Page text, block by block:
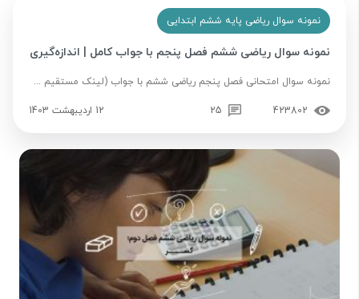
نمونه سوال ریاضی پایه ششم ابتدایی
نمونه سوال ریاضی ششم فصل پنجم با جواب کامل | اندازه‌گیری
نمونه سوال امتحانی فصل پنجم ریاضی ششم با جواب (لینک مستقیم ...
423802
25 12 اردیبهشت 1403